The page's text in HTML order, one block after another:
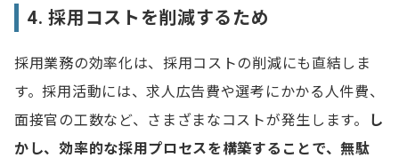
4. 採用コストを削減するため
採用業務の効率化は、採用コストの削減にも直結しま
す。採用活動には、求人広告費や選考にかかる人件費、
面接官の工数など、さまざまなコストが発生します。
し
かし、効率的な採用プロセスを構築することで、無駄